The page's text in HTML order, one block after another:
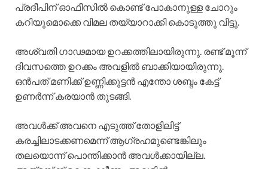
പ്രദീപിന് ഓഫീസിൽ കൊണ്ട് പോകാനുള്ള ചോറും
കറിയുമൊക്കെ വിമല തയ്യാറാക്കി കൊടുത്തു വിട്ടു.
അശ്വതി ഗാഢമായ ഉറക്കത്തിലായിരുന്നു. രണ്ട് മൂന്ന്
ദിവസത്തെ ഉറക്കം അവളിൽ ബാക്കിയായിരുന്നു.
ഒൻപത് മണിക്ക് ഉണ്ണിക്കുട്ടൻ എന്തോ ശബ്ദം കേട്ട്
ഉണർന്ന് കരയാൻ തുടങ്ങി.
അവൾക്ക് അവനെ എടുത്ത് തോളിലിട്ട്
കരച്ചിലാടക്കണമെന്ന് ആഗ്രഹമുണ്ടെങ്കിലും
തലയൊന്ന് പൊന്തിക്കാൻ അവൾക്കായില്ല.